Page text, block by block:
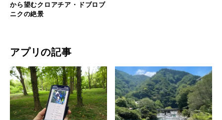
から望むクロアチア・ドブロブ
ニクの絶景
アプリの記事